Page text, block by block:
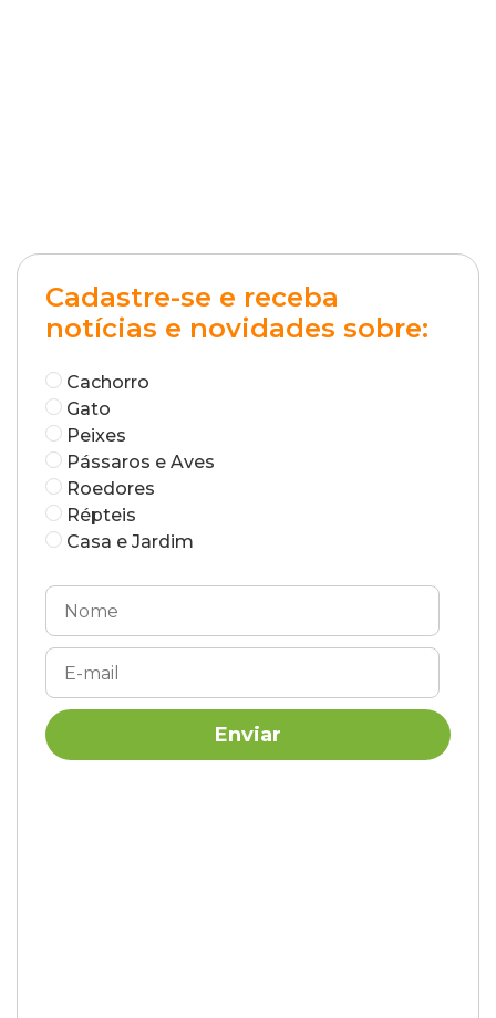
Cadastre-se e receba
notícias e novidades sobre:
Cachorro
Gato
Peixes
Pássaros e Aves
Roedores
Répteis
Casa e Jardim